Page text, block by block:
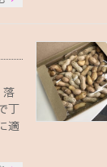
落
丁
適